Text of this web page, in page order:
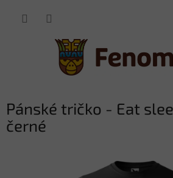
Pánské tričko - Eat
černé